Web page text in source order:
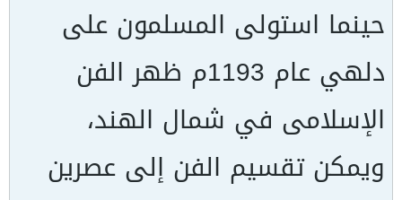
حينما استولى المسلمون على
دلهي عام 1193م ظهر الفن
الإسلامى في شمال الهند،
ويمكن تقسيم الفن إلى عصرين